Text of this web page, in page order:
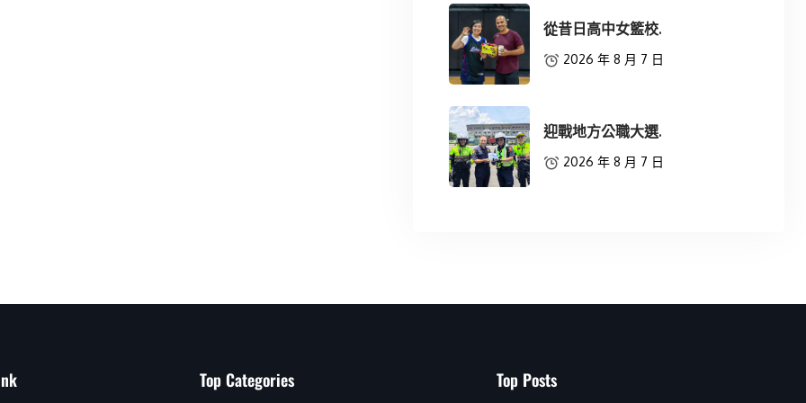
從昔日高中女籃校.
2026 年 8 月 7 日
迎戰地方公職大選.
2026 年 8 月 7 日
Top Categories Top Posts